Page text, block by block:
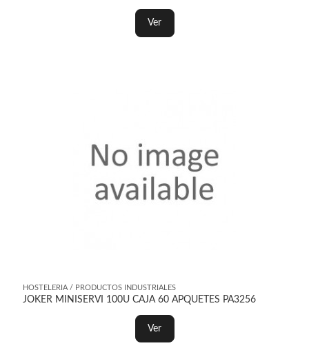
Ver
HOSTELERIA / PRODUCTOS INDUSTRIALES
JOKER MINISERVI 100U CAJA 60 APQUETES PA3256
Ver